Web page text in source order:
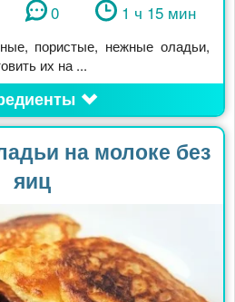
0 1 ч 15 мин
пористые, нежные оладьи,
их на ...
на молоке без
яиц